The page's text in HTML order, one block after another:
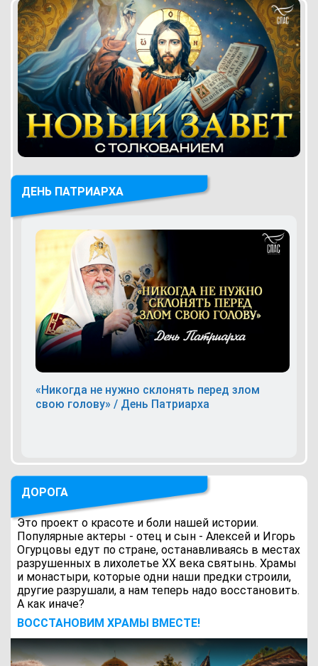
ДЕНЬ ПАТРИАРХА
«Никогда не нужно склонять перед злом
свою голову» / День Патриарха
ДОРОГА
Это проект о красоте и боли нашей истории.
Популярные актеры - отец и сын - Алексей и Игорь
Огурцовы едут по стране, останавливаясь в местах
разрушенных в лихолетье ХХ века святынь. Храмы
и монастыри, которые одни наши предки строили,
другие разрушали, а нам теперь надо восстановить.
А как иначе?
ВОCСТАНОВИМ ХРАМЫ ВМЕСТЕ!